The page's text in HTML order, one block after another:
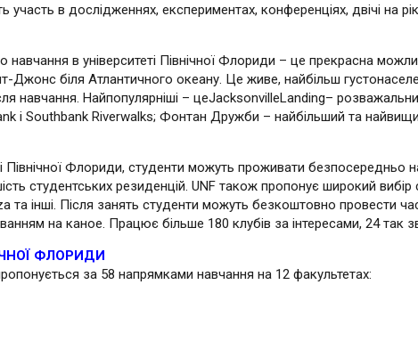
участь в дослідженнях, експериментах, конференціях, двічі на
навчання в університеті Північної Флориди – це прекрасна
Джонс біля Атлантичного океану. Це живе, найбільш
навчання. Найпопулярніші – цеJacksonvilleLanding–
і Southbank Riverwalks; Фонтан Дружби – найбільший та найвищий
Флориди, студенти можуть проживати безпосередньо
студентських резиденцій. UNF також пропонує широкий
інші. Після занять студенти можуть безкоштовно провести
на каное. Працює більше 180 клубів за інтересами, 24 так
ФЛОРИДИ
за 58 напрямками навчання на 12 факультетах: